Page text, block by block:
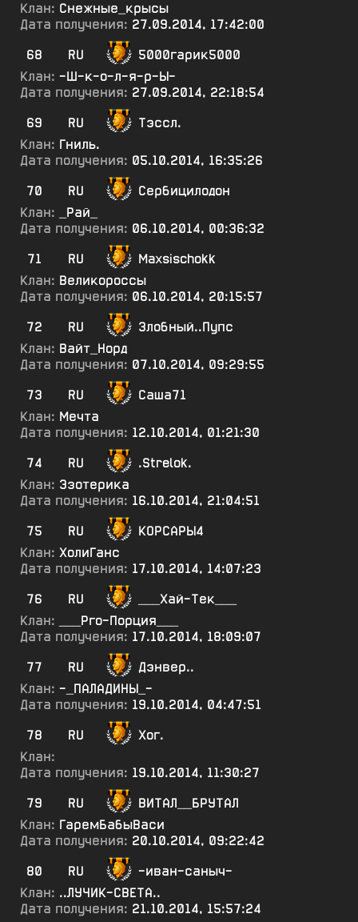
Клан: Снежные_крысы
Дата получения: 27.09.2014, 17:42:00
68
RU
5000гарик5000
Клан: -Ш-к-о-л-я-р-Ы-
Дата получения: 27.09.2014, 22:18:54
69
RU
Тэссл.
Клан: Гниль.
Дата получения: 05.10.2014, 16:35:26
70
RU
Сербицилодон
Клан:
_Рай_
Дата получения: 06.10.2014, 00:36:32
71
RU
Maxsischokk
Клан: Великороссы
Дата получения: 06.10.2014, 20:15:57
72
RU
Злобный..Пупс
Клан: Вайт_Норд
Дата получения: 07.10.2014, 09:29:55
73
RU
Саша71
Клан: Мечта
Дата получения: 12.10.2014, 01:21:30
74
RU
.Strelok.
Клан: Эзотерика
Дата получения: 16.10.2014, 21:04:51
75
RU
КОРСАРЫ4
Клан: ХолиГанс
Дата получения: 17.10.2014, 14:07:23
76
RU
___Хай-Тек___
Клан:
___Рго-Порция___
Дата получения: 17.10.2014, 18:09:07
77
RU
Дэнвер..
Клан: -_ПАЛАДИНЫ_-
Дата получения: 19.10.2014, 04:47:51
78
RU
Хог.
Клан:
Дата получения: 19.10.2014, 11:30:27
79
RU
ВИТАЛ__БРУТАЛ
Клан: ГаремБабыВаси
Дата получения: 20.10.2014, 09:22:42
80
RU
-иван-саныч-
Клан: ..ЛУЧИК-СВЕТА..
Дата получения: 21.10.2014, 15:57:24